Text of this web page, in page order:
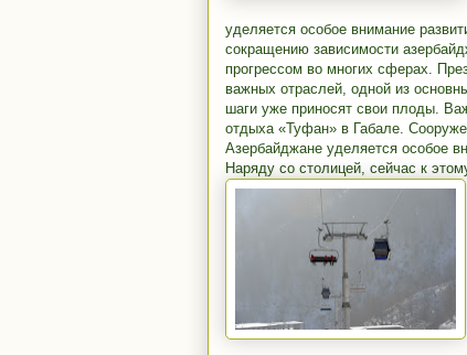
уделяется особое внимание
сокращению зависимости
прогрессом во многих сферах.
важных отраслей, одной из
шаги уже приносят свои плоды.
отдыха «Туфан» в Габале.
Азербайджане уделяется особое
Наряду со столицей, сейчас к